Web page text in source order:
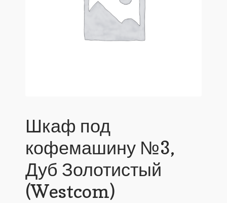
Шкаф под
кофемашину №3,
Дуб Золотистый
(Westcom)